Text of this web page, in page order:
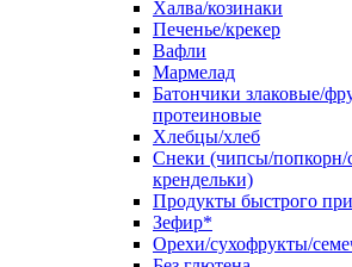
Халва/козинаки
Печенье/крекер
Вафли
Мармелад
Батончики злаковые/
протеиновые
Хлебцы/хлеб
Снеки (чипсы/попкорн/
крендельки)
Продукты быстрого
Зефир*
Орехи/сухофрукты/